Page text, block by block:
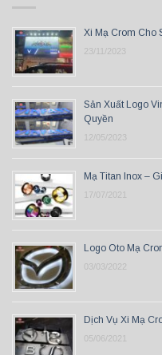
Xi Mạ Crom Cho
23/11/2023
Sản Xuất Logo
Quyền
12/05/2023
Mạ Titan Inox –
17/07/2021
Logo Oto Mạ
03/03/2022
Dịch Vụ Xi Mạ
05/06/2021